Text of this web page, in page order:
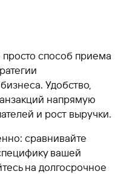
способ приема
Удобство,
напрямую
и рост выручки.
сравнивайте
вашей
на долгосрочное